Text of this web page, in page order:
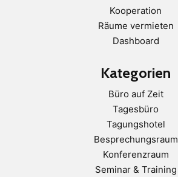
Kooperation
Räume vermieten
Dashboard
Kategorien
Büro auf Zeit
Tagesbüro
Tagungshotel
Besprechungsraum
Konferenzraum
Seminar & Training